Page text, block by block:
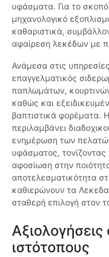
υφάσματα. Για το σκοπό
μηχανολογικό
καθαριστικά,
αφαίρεση λεκέδων με
Ανάμεσα στις
επαγγελματικός
παπλωμάτων,
καθώς και
βαπτιστικά φορέματα.
περιλαμβάνει
ενημέρωση των πελατών
υφάσματος,
αφοσίωση στην
αποτελεσματικότητα
καθιερώνουν τα
σταθερή επιλογή στον
ιστότοπους